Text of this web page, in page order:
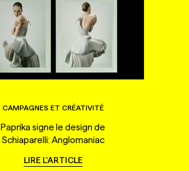
CAMPAGNES ET CRÉATIVITÉ
Paprika signe le design de
Schiaparelli: Anglomaniac
LIRE L'ARTICLE